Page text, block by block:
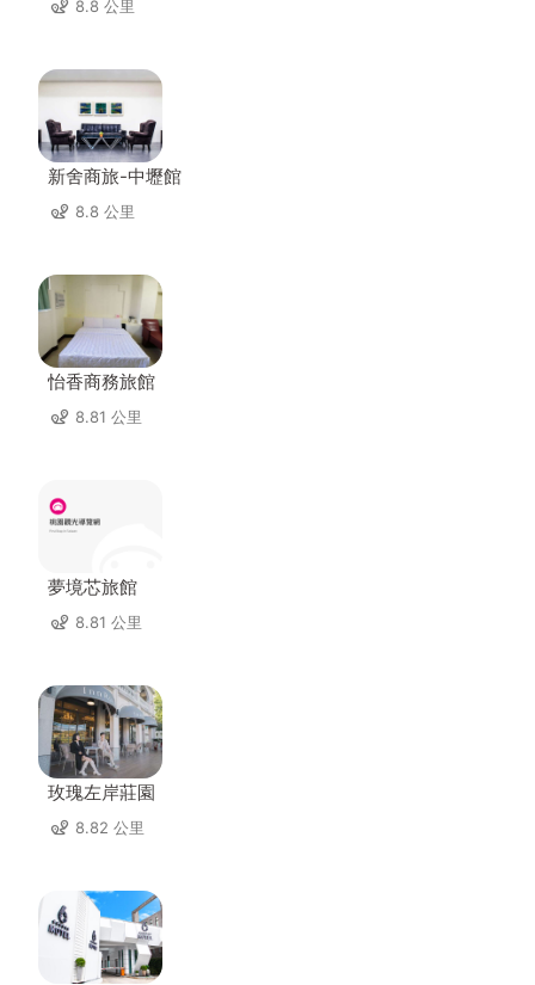
8.8 公里
新舍商旅-中壢館
8.8 公里
怡香商務旅館
8.81 公里
夢境芯旅館
8.81 公里
玫瑰左岸莊園
8.82 公里